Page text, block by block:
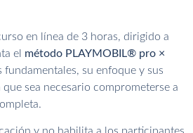
en línea de 3 horas, dirigido a
el método PLAYMOBIL® pro ×
fundamentales, su enfoque y sus
sea necesario comprometerse a
.​